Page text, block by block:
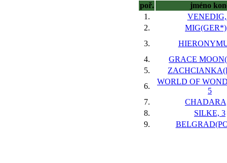
poř.
jméno
1.
2.
3.
4.
GRACE
5.
6.
WORLD OF
5
7.
8.
SILKE, 3
9.